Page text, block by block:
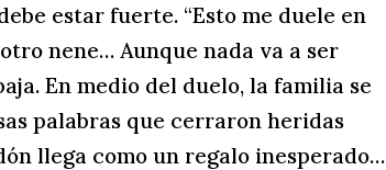
estar fuerte. “Esto me duele en
nene… Aunque nada va a ser
En medio del duelo, la familia se
palabras que cerraron heridas
llega como un regalo inesperado…